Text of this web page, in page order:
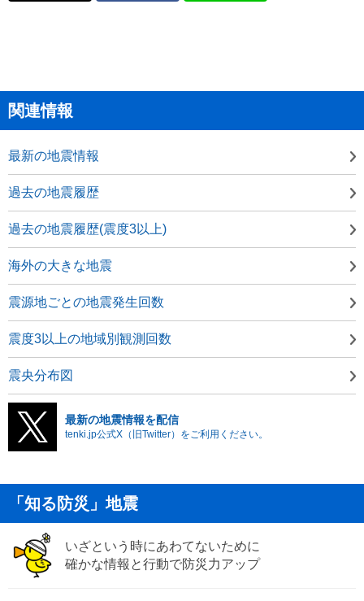
関連情報
最新の地震情報
過去の地震履歴
過去の地震履歴(震度3以上)
海外の大きな地震
震源地ごとの地震発生回数
震度3以上の地域別観測回数
震央分布図
最新の地震情報を配信
tenki.jp公式X（旧Twitter）をご利用ください。
「知る防災」地震
いざという時にあわてないために
確かな情報と行動で防災力アップ